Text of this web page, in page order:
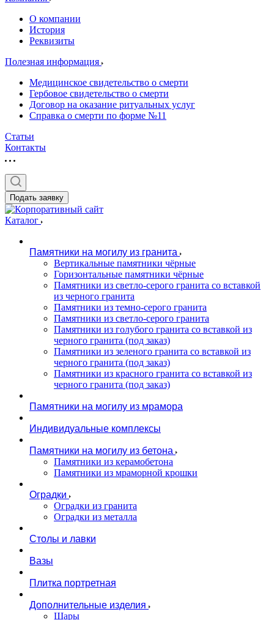
О компании
История
Реквизиты
Полезная информация
Медицинское свидетельство о смерти
Гербовое свидетельство о смерти
Договор на оказание ритуальных услуг
Справка о смерти по форме №11
Статьи
Контакты
Подать заявку
Каталог
Памятники на могилу из гранита
Вертикальные памятники чёрные
Горизонтальные памятники чёрные
Памятники из светло-серого гранита со вставкой
из черного гранита
Памятники из темно-серого гранита
Памятники из светло-серого гранита
Памятники из голубого гранита со вставкой из
черного гранита (под заказ)
Памятники из зеленого гранита со вставкой из
черного гранита (под заказ)
Памятники из красного гранита со вставкой из
черного гранита (под заказ)
Памятники на могилу из мрамора
Индивидуальные комплексы
Памятники на могилу из бетона
Памятники из керамобетона
Памятники из мраморной крошки
Оградки
Оградки из гранита
Оградки из металла
Столы и лавки
Вазы
Плитка портретная
Дополнительные изделия
Шары